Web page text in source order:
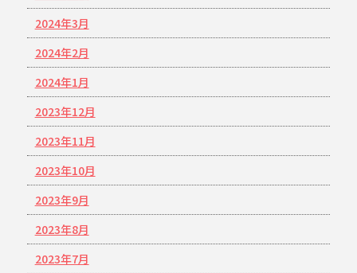
2024年3月
2024年2月
2024年1月
2023年12月
2023年11月
2023年10月
2023年9月
2023年8月
2023年7月